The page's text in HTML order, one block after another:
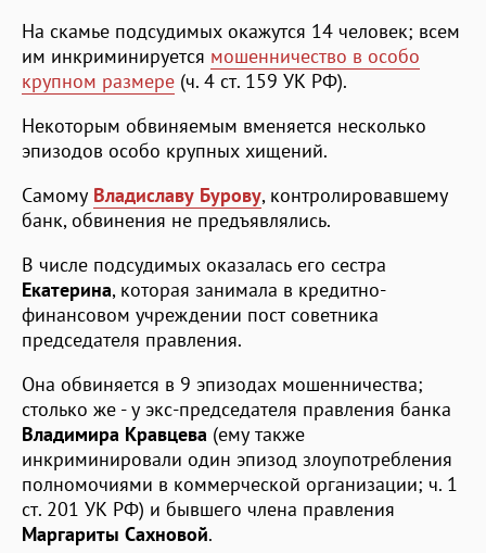
На скамье подсудимых окажутся 14 человек; всем
им инкриминируется мошенничество в особо
крупном размере (ч. 4 ст. 159 УК РФ).
Некоторым обвиняемым вменяется несколько
эпизодов особо крупных хищений.
Самому Владиславу Бурову, контролировавшему
банк, обвинения не предъявлялись.
В числе подсудимых оказалась его сестра
Екатерина, которая занимала в кредитно-
финансовом учреждении пост советника
председателя правления.
Она обвиняется в 9 эпизодах мошенничества;
столько же - у экс-председателя правления банка
Владимира Кравцева (ему также
инкриминировали один эпизод злоупотребления
полномочиями в коммерческой организации; ч. 1
ст. 201 УК РФ) и бывшего члена правления
Маргариты Сахновой.